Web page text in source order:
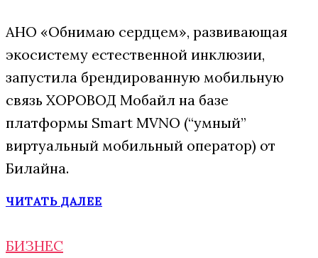
АНО «Обнимаю сердцем», развивающая
экосистему естественной инклюзии,
запустила брендированную мобильную
связь ХОРОВОД Мобайл на базе
платформы Smart MVNO (“умный”
виртуальный мобильный оператор) от
Билайна.
ЧИТАТЬ ДАЛЕЕ
БИЗНЕС